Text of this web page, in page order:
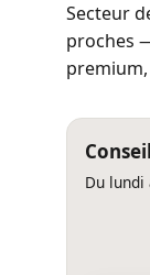
Secteur
proches
Du